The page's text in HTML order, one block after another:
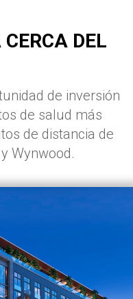
DEL
de inversión
de salud más
de distancia de
Wynwood.